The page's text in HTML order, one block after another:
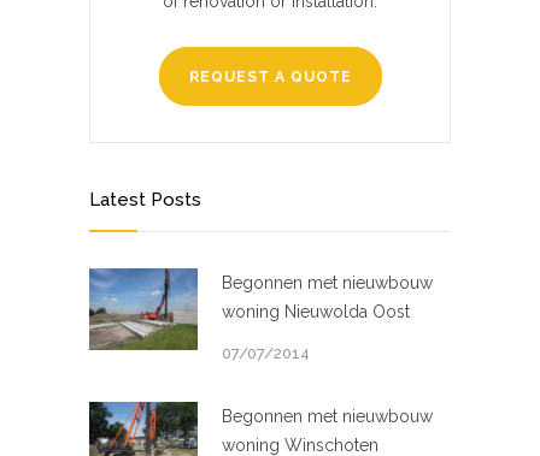
REQUEST A QUOTE
Latest Posts
Begonnen met nieuwbouw
woning Nieuwolda Oost
07/07/2014
Begonnen met nieuwbouw
woning Winschoten